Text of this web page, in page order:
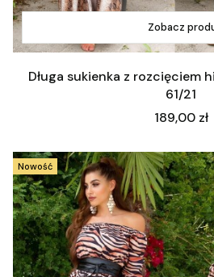
Zobacz
Długa sukienka z rozcięciem
61/21
Cena
189,00 zł
Nowość